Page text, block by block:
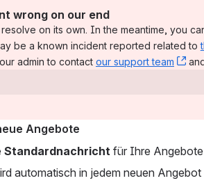
wrong on our end
on its own. In the meantime, you
window)
be a known incident reported related to
admin to contact our support team ,
Angebote
Standardnachricht für Ihre
automatisch in jedem neuen